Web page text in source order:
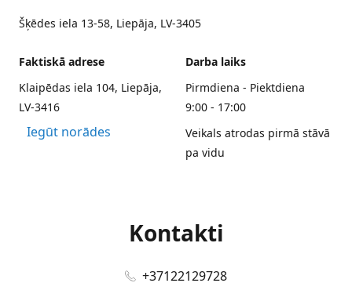
Šķēdes iela 13-58, Liepāja, LV-3405
Faktiskā adrese
Klaipēdas iela 104, Liepāja,
LV-3416
Iegūt norādes
Darba laiks
Pirmdiena - Piektdiena
9:00 - 17:00
Veikals atrodas pirmā stāvā
pa vidu
Kontakti
+37122129728